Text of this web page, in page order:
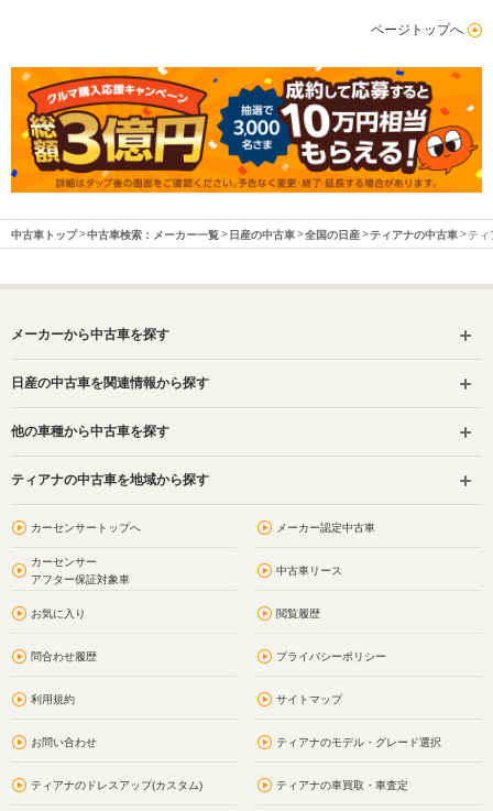
ページトップへ
中古車トップ 中古車検索：メーカー一覧 日産の中古車 全国の日産 ティアナの中古車 ティ
メーカーから中古車を探す
日産の中古車を関連情報から探す
他の車種から中古車を探す
ティアナの中古車を地域から探す
カーセンサートップへ メーカー認定中古車
カーセンサー
アフター保証対象車
中古車リース
お気に入り 閲覧履歴
問合わせ履歴 プライバシーポリシー
利用規約 サイトマップ
お問い合わせ ティアナのモデル・グレード選択
ティアナのドレスアップ(カスタム) ティアナの車買取・車査定